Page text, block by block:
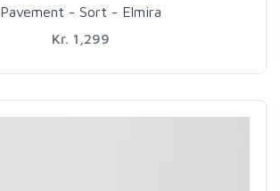
Pavement - Sort - Elmira
Kr. 1,299